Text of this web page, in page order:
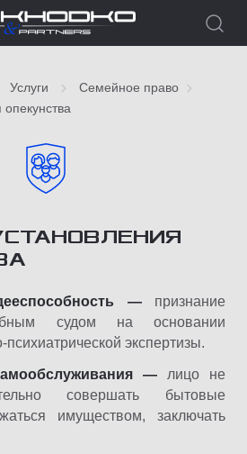
Услуги
Семейное право
— признание
судом на основании
экспертизы.
— лицо не
совершать бытовые
имуществом, заключать